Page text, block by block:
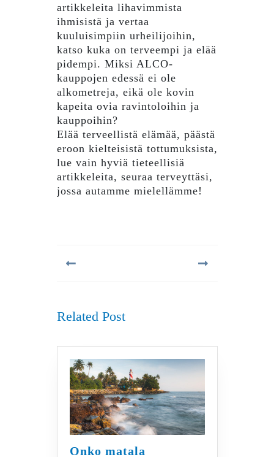
artikkeleita lihavimmista
ihmisistä ja vertaa
kuuluisimpiin urheilijoihin,
katso kuka on terveempi ja elää
pidempi. Miksi ALCO-
kauppojen edessä ei ole
alkometreja, eikä ole kovin
kapeita ovia ravintoloihin ja
kauppoihin?
Elää terveellistä elämää, päästä
eroon kielteisistä tottumuksista,
lue vain hyviä tieteellisiä
artikkeleita, seuraa terveyttäsi,
jossa autamme mielellämme!
Related Post
Onko matala